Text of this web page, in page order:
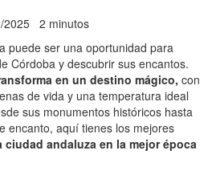
2025 2 minutos
puede ser una oportunidad para
Córdoba y descubrir sus encantos.
en un destino mágico, con
de vida y una temperatura ideal
sus monumentos históricos hasta
encanto, aquí tienes los mejores
andaluza en la mejor época